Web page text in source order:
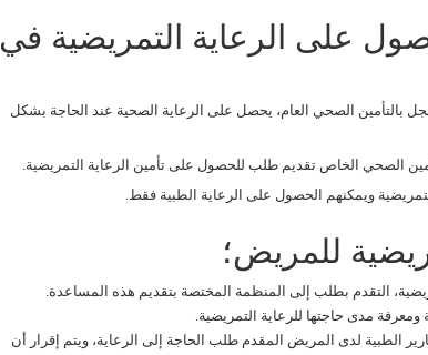
على الرعاية التمريضية في
بالتأمين الصحي العام، يحصل على الرعاية الصحية عند الحاجة بشكل
الصحي الخاص تقديم طلب للحصول على تأمين الرعاية التمريضية.
ويمكنهم الحصول على الرعاية الطبية فقط.
للمريض؛
التقدم بطلب إلى المنظمة المختصة بتقديم هذه المساعدة.
ومعرفة مدى حاجتها للرعاية التمريضية.
الطبية لدى المريض المقدم طلب الحاجة إلى الرعاية، ويتم إقرار أن